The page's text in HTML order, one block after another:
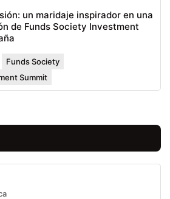
un maridaje inspirador en una
de Funds Society Investment
Funds Society
Summit